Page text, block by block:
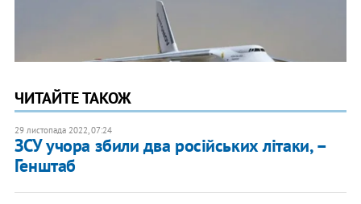
ЧИТАЙТЕ ТАКОЖ
29 листопада 2022, 07:24
ЗСУ учора збили два російських літаки, –
Генштаб